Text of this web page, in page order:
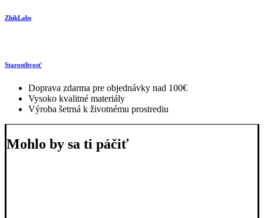
ZhikLabs
Starostlivosť
Doprava zdarma pre objednávky nad 100€
Vysoko kvalitné materiály
Výroba šetrná k životnému prostrediu
Mohlo by sa ti páčiť